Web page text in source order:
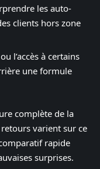
les auto-
clients hors zone
l’accès à certains
une formule
complète de la
varient sur ce
rapide
surprises.